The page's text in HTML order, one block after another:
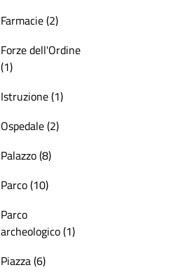
Farmacie (2)
Forze dell'Ordine
(1)
Istruzione (1)
Ospedale (2)
Palazzo (8)
Parco (10)
Parco
archeologico (1)
Piazza (6)